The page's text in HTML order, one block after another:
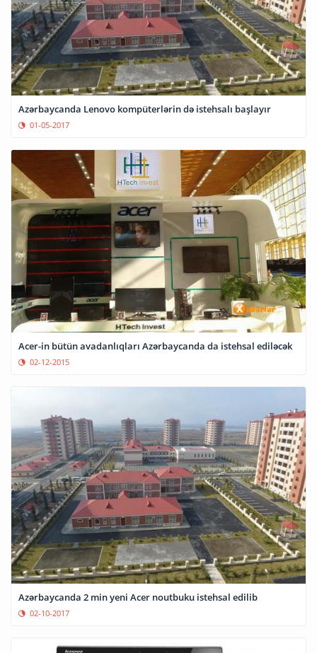
Azərbaycanda Lenovo kompüterlərin də istehsalı başlayır
01-05-2017
Acer-in bütün avadanlıqları Azərbaycanda da istehsal ediləcək
02-12-2015
Azərbaycanda 2 min yeni Acer noutbuku istehsal edilib
02-10-2017